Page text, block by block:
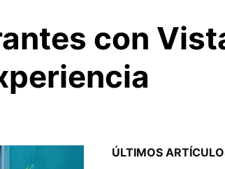
con
ÚLTIMOS